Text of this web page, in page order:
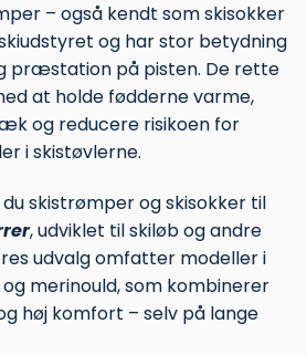
– også kendt som skisokker
og har stor betydning
præstation på pisten. De rette
at holde fødderne varme,
og reducere risikoen for
i skistøvlerne.
skistrømper og skisokker til
, udviklet til skiløb og andre
udvalg omfatter modeller i
merinould, som kombinerer
høj komfort – selv på lange